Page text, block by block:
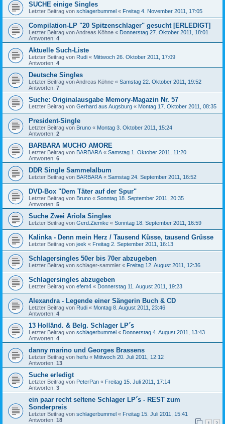
SUCHE einige Singles
Letzter Beitrag von schlagerbummel « Freitag 4. November 2011, 17:05
Compilation-LP "20 Spitzenschlager" gesucht [ERLEDIGT]
Letzter Beitrag vonAndreas Köhne « Donnerstag 27. Oktober 2011, 18:01
Antworten: 4
Aktuelle Such-Liste
Letzter Beitrag von Rudi « Mittwoch 26. Oktober 2011, 17:09
Antworten: 4
Deutsche Singles
Letzter Beitrag vonAndreas Köhne « Samstag 22. Oktober 2011, 19:52
Antworten: 7
Suche: Originalausgabe Memory-Magazin Nr. 57
Letzter Beitrag von Gerhard aus Augsburg « Montag 17. Oktober 2011, 08:35
President-Single
Letzter Beitrag von Bruno « Montag 3. Oktober 2011, 15:24
Antworten: 2
BARBARA MUCHO AMORE
Letzter Beitrag von BARBARA « Samstag 1. Oktober 2011, 11:20
Antworten: 6
DDR Single Sammelalbum
Letzter Beitrag von BARBARA « Samstag 24. September 2011, 16:52
DVD-Box "Dem Täter auf der Spur"
Letzter Beitrag von Bruno « Sonntag 18. September 2011, 20:35
Antworten: 5
Suche Zwei Ariola Singles
Letzter Beitrag von Gerd.Ziemke « Sonntag 18. September 2011, 16:59
Kalinka - Denn mein Herz / Tausend Küsse, tausend Grüsse
Letzter Beitrag von jeek « Freitag 2. September 2011, 16:13
Schlagersingles 50er bis 70er abzugeben
Letzter Beitrag von schlager-sammler « Freitag 12. August 2011, 12:36
Schlagersingles abzugeben
Letzter Beitrag von efem4 « Donnerstag 11. August 2011, 19:23
Alexandra - Legende einer Sängerin Buch & CD
Letzter Beitrag von Rudi « Montag 8. August 2011, 23:46
Antworten: 4
13 Holländ. & Belg. Schlager LP´s
Letzter Beitrag von schlagerbummel « Donnerstag 4. August 2011, 13:43
Antworten: 4
danny marino und Georges Brassens
Letzter Beitrag von heifu « Mittwoch 20. Juli 2011, 12:12
Antworten: 13
Suche erledigt
Letzter Beitrag von PeterPan « Freitag 15. Juli 2011, 17:14
Antworten: 3
ein paar recht seltene Schlager LP´s - REST zum
Sonderpreis
Letzter Beitrag von schlagerbummel « Freitag 15. Juli 2011, 15:41
Antworten: 18